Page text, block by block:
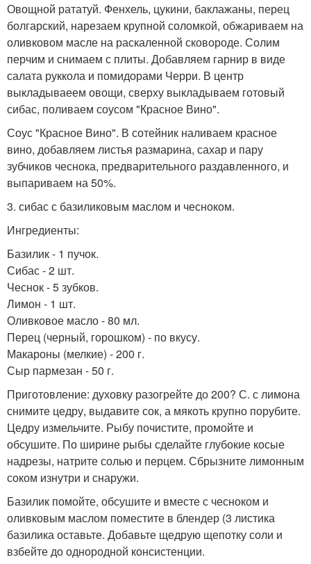
Овощной рататуй. Фенхель, цукини, баклажаны, перец
болгарский, нарезаем крупной соломкой, обжариваем на
оливковом масле на раскаленной сковороде. Солим
перчим и снимаем с плиты. Добавляем гарнир в виде
салата руккола и помидорами Черри. В центр
выкладываеем овощи, сверху выкладываем готовый
сибас, поливаем соусом "Красное Вино".
Соус "Красное Вино". В сотейник наливаем красное
вино, добавляем листья размарина, сахар и пару
зубчиков чеснока, предварительного раздавленного, и
выпариваем на 50%.
3. сибас с базиликовым маслом и чесноком.
Ингредиенты:
Базилик - 1 пучок.
Сибас - 2 шт.
Чеснок - 5 зубков.
Лимон - 1 шт.
Оливковое масло - 80 мл.
Перец (черный, горошком) - по вкусу.
Макароны (мелкие) - 200 г.
Сыр пармезан - 50 г.
Приготовление: духовку разогрейте до 200? С. с лимона
снимите цедру, выдавите сок, а мякоть крупно порубите.
Цедру измельчите. Рыбу почистите, промойте и
обсушите. По ширине рыбы сделайте глубокие косые
надрезы, натрите солью и перцем. Сбрызните лимонным
соком изнутри и снаружи.
Базилик помойте, обсушите и вместе с чесноком и
оливковым маслом поместите в блендер (3 листика
базилика оставьте. Добавьте щедрую щепотку соли и
взбейте до однородной консистенции.